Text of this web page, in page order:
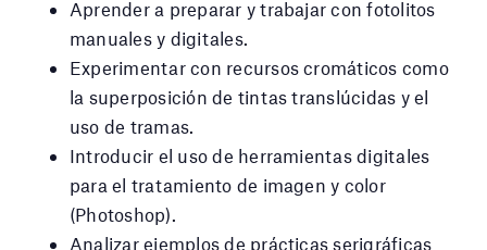
Aprender a preparar y trabajar con fotolitos
manuales y digitales.
Experimentar con recursos cromáticos como
la superposición de tintas translúcidas y el
uso de tramas.
Introducir el uso de herramientas digitales
para el tratamiento de imagen y color
(Photoshop).
Analizar ejemplos de prácticas serigráficas